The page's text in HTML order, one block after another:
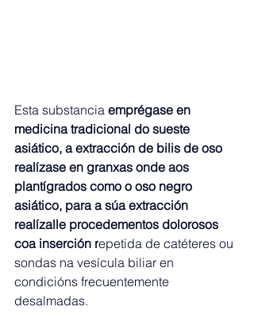
Esta substancia emprégase en
medicina tradicional do sueste
asiático, a extracción de bilis de oso
realízase en granxas onde aos
plantígrados como o oso negro
asiático, para a súa extracción
realízalle procedementos dolorosos
coa inserción repetida de catéteres ou
sondas na vesícula biliar en
condicións frecuentemente
desalmadas.